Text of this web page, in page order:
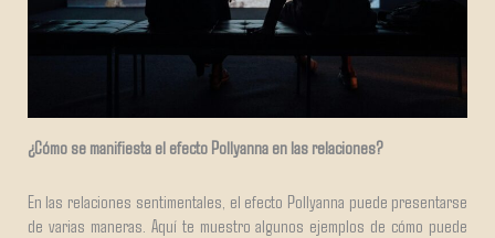
¿Cómo se manifiesta el efecto Pollyanna en las relaciones?
En las relaciones sentimentales, el efecto Pollyanna puede presentarse
de varias maneras. Aquí te muestro algunos ejemplos de cómo puede